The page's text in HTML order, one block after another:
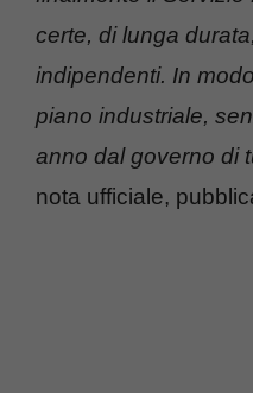
certe, di lunga
indipendenti. In
piano industriale,
anno dal governo di
nota ufficiale,